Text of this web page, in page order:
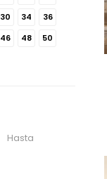
30 34
36
46 48
50